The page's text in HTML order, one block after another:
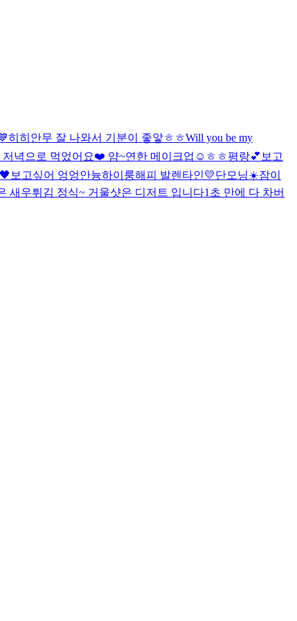
히히 안무 잘 나와서 기분이 좋앟ㅎㅎWill you be my
저녁으로 먹었어요❤️ 얌~연한 메이크업☺️ ㅎㅎ평랑💕 보고
보고싶어 엉엉안늉하이룽해피 발렌타인💛단모닝☀️잠이
새우튀김 정식~ 거울샷은 디저트 입니다1초 만에 다 차버